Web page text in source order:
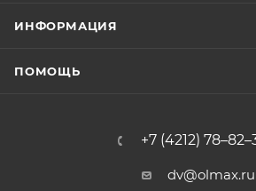
ИНФОРМАЦИЯ
ПОМОЩЬ
+7 (4212)
dv@olmax.ru